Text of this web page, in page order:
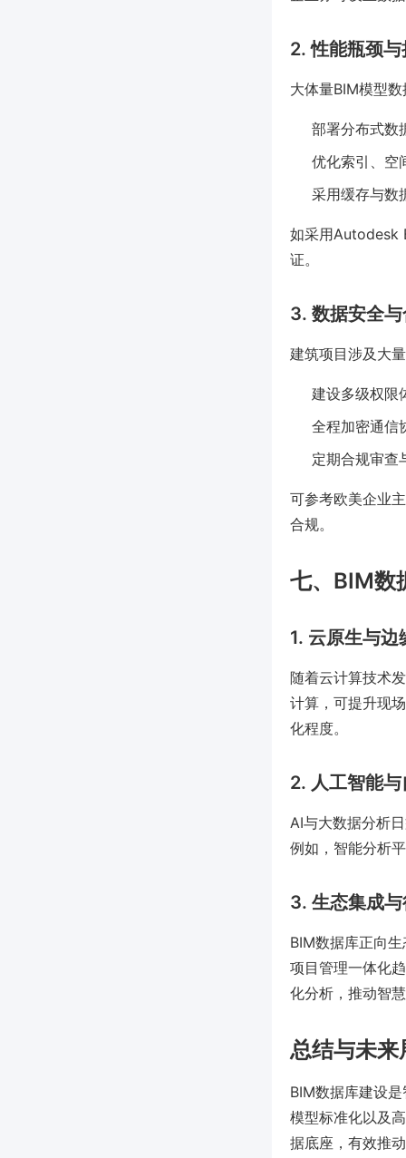
2. 性能瓶颈
大体量BIM模型
部署分布式数
优化索引、空
采用缓存与数
如采用Autodesk
证。
3. 数据安全
建筑项目涉及大
建设多级权限
全程加密通信
定期合规审查
可参考欧美企业
合规。
七、BIM数
1. 云原生与边
随着云计算技术
计算，可提升现
化程度。
2. 人工智能
AI与大数据分析
例如，智能分析
3. 生态集成
BIM数据库正向
项目管理一体化
化分析，推动智
总结与未来
BIM数据库建设
模型标准化以及
据底座，有效推